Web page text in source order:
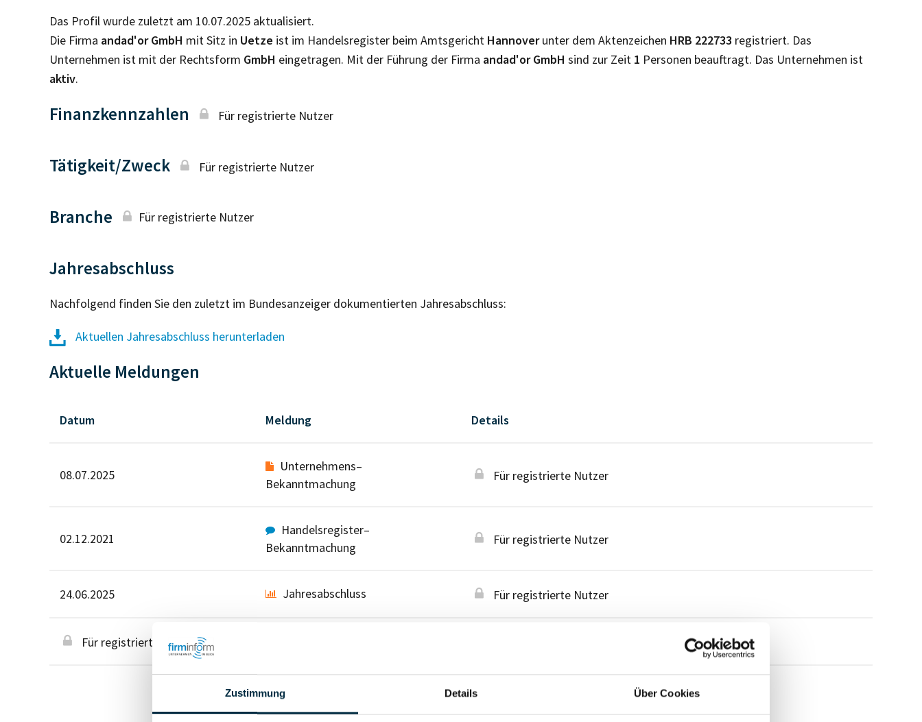
Zustimmung Details Über Cookies
Das Profil wurde zuletzt am 10.07.2025 aktualisiert.
Die Firma andad'or GmbH mit Sitz in Uetze ist im Handelsregister beim Amtsgericht Hannoverunter dem Aktenzeichen HRB 222733 registriert. Das
Unternehmen ist mit der Rechtsform GmbH eingetragen. Mit der Führung der Firma andad'or GmbH sind zur Zeit 1 Personen beauftragt. Das Unternehmen ist
aktiv.
Finanzkennzahlen Für registrierte Nutzer
Tätigkeit/Zweck Für registrierte Nutzer
Branche Für registrierte Nutzer
Jahresabschluss
Nachfolgend finden Sie den zuletzt im Bundesanzeiger dokumentierten Jahresabschluss:
Aktuellen Jahresabschluss herunterladen
Aktuelle Meldungen
Datum Meldung Details
08.07.2025
Unternehmens–
Bekanntmachung
Für registrierte Nutzer
02.12.2021
Handelsregister–
Bekanntmachung
Für registrierte Nutzer
24.06.2025 Jahresabschluss Für registrierte Nutzer
Für registrierte Nutzer